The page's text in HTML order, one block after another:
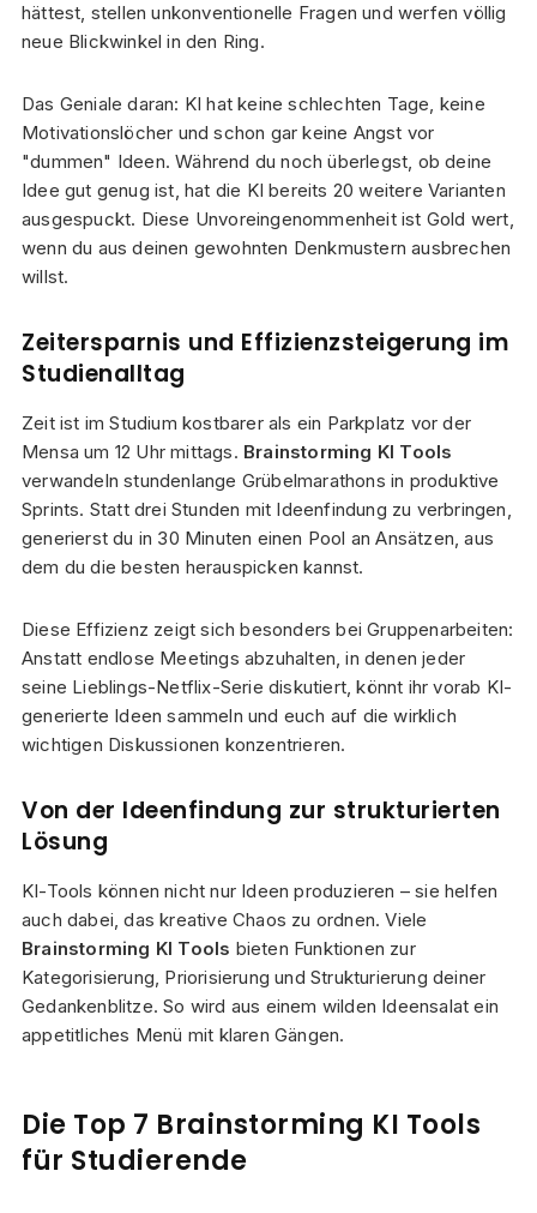
hättest, stellen unkonventionelle Fragen und werfen völlig
neue Blickwinkel in den Ring.
Das Geniale daran: KI hat keine schlechten Tage, keine
Motivationslöcher und schon gar keine Angst vor
"dummen" Ideen. Während du noch überlegst, ob deine
Idee gut genug ist, hat die KI bereits 20 weitere Varianten
ausgespuckt. Diese Unvoreingenommenheit ist Gold wert,
wenn du aus deinen gewohnten Denkmustern ausbrechen
willst.
Zeitersparnis und Effizienzsteigerung im
Studienalltag
Zeit ist im Studium kostbarer als ein Parkplatz vor der
Mensa um 12 Uhr mittags. Brainstorming KI Tools
verwandeln stundenlange Grübelmarathons in produktive
Sprints. Statt drei Stunden mit Ideenfindung zu verbringen,
generierst du in 30 Minuten einen Pool an Ansätzen, aus
dem du die besten herauspicken kannst.
Diese Effizienz zeigt sich besonders bei Gruppenarbeiten:
Anstatt endlose Meetings abzuhalten, in denen jeder
seine Lieblings-Netflix-Serie diskutiert, könnt ihr vorab KI-
generierte Ideen sammeln und euch auf die wirklich
wichtigen Diskussionen konzentrieren.
Von der Ideenfindung zur strukturierten
Lösung
KI-Tools können nicht nur Ideen produzieren – sie helfen
auch dabei, das kreative Chaos zu ordnen. Viele
Brainstorming KI Tools bieten Funktionen zur
Kategorisierung, Priorisierung und Strukturierung deiner
Gedankenblitze. So wird aus einem wilden Ideensalat ein
appetitliches Menü mit klaren Gängen.
Die Top 7 Brainstorming KI Tools
für Studierende